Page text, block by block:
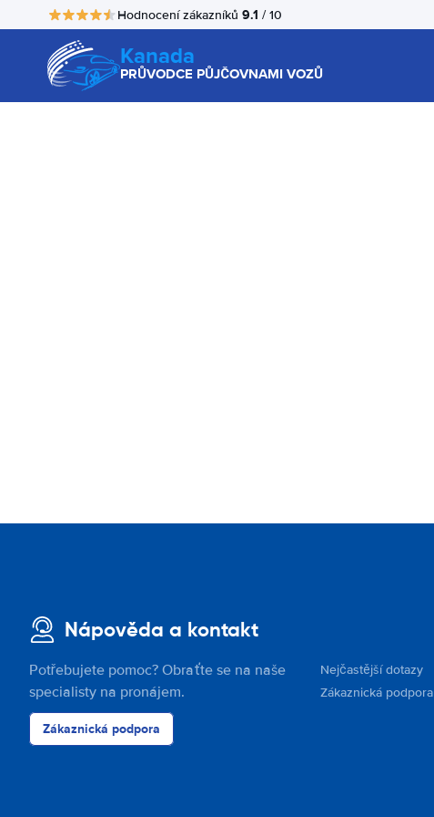
Hodnocení zákazníků 9.1 / 10
Kanada
PRŮVODCE PŮJČOVNAMI VOZŮ
Nápověda a kontakt
Potřebujete pomoc? Obraťte se na naše
specialisty na pronájem.
Zákaznická podpora
Nejčastější dotazy
Zákaznická podpora